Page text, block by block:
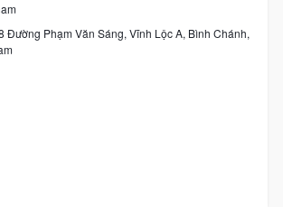
Đường Phạm Văn Sáng, Vĩnh Lộc A, Bình Chánh,